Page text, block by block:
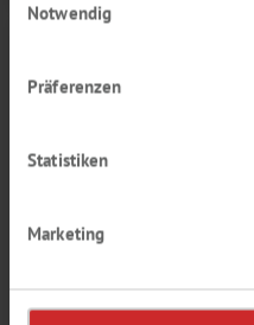
Notwendig
Präferenzen
Statistiken
Marketing
ANALYTIK